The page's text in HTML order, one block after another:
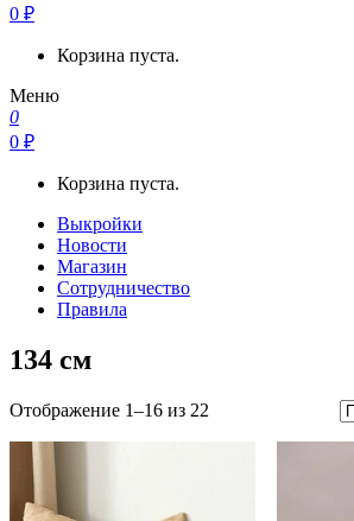
0 ₽
Корзина пуста.
Меню
0
0 ₽
Корзина пуста.
Выкройки
Новости
Магазин
Сотрудничество
Правила
134 см
Отображение 1–16 из 22